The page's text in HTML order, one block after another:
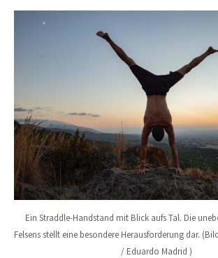
Ein Straddle-Handstand mit Blick aufs Tal. Die
Felsens stellt eine besondere Herausforderung dar.
/ Eduardo Madrid )